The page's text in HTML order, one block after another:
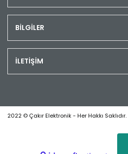
BİLGİLER
İLETİŞİM
2022 © Çakır Elektronik - Her Hakkı Saklıdır.